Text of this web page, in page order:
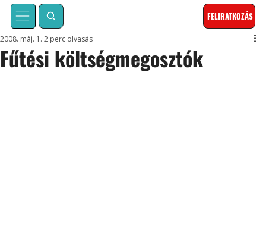
FELIRATKOZÁS
Fűtési költségmegosztók
2008. máj. 1. 2 perc olvasás